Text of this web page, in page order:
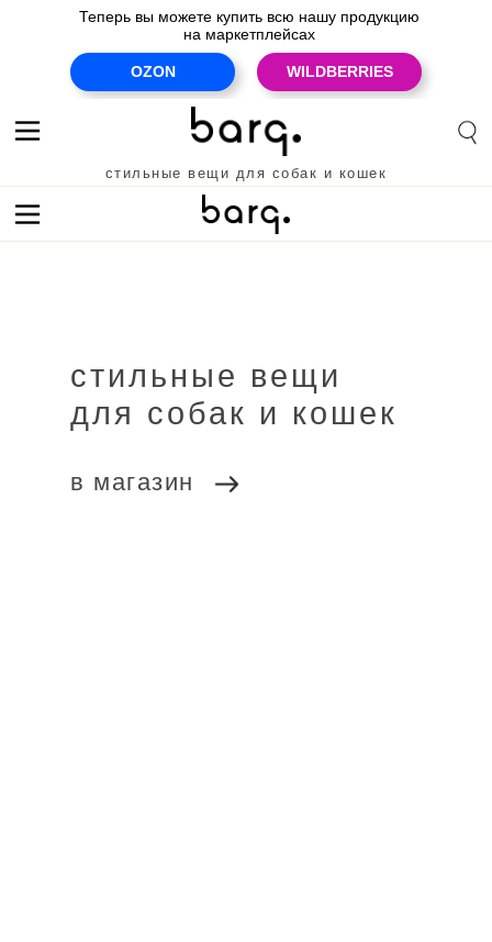
Теперь вы можете купить всю нашу продукцию
на маркетплейсах
WILDBERRIES
OZON
для кошек для собак
новинки
стильные вещи для собак и кошек
для кошек для собак
в магазин
стильные вещи
для собак и кошек